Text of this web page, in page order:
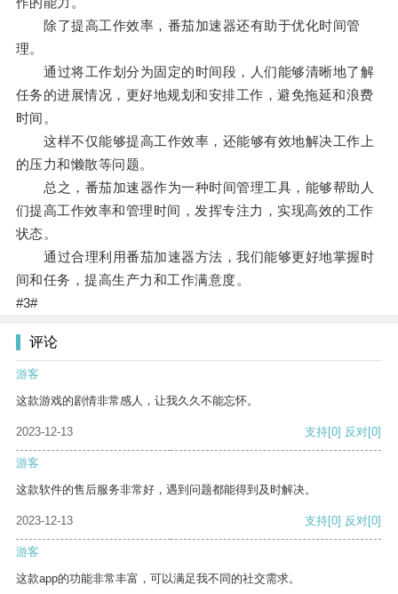
除了提高工作效率，番茄加速器还有助于优化时间管
理。
通过将工作划分为固定的时间段，人们能够清晰地了解
任务的进展情况，更好地规划和安排工作，避免拖延和浪费
时间。
这样不仅能够提高工作效率，还能够有效地解决工作上
的压力和懒散等问题。
总之，番茄加速器作为一种时间管理工具，能够帮助人
们提高工作效率和管理时间，发挥专注力，实现高效的工作
状态。
通过合理利用番茄加速器方法，我们能够更好地掌握时
间和任务，提高生产力和工作满意度。
#3#
评论
游客
这款游戏的剧情非常感人，让我久久不能忘怀。
2023-12-13 支持[0] 反对[0]
游客
这款软件的售后服务非常好，遇到问题都能得到及时解决。
2023-12-13 支持[0] 反对[0]
游客
这款app的功能非常丰富，可以满足我不同的社交需求。